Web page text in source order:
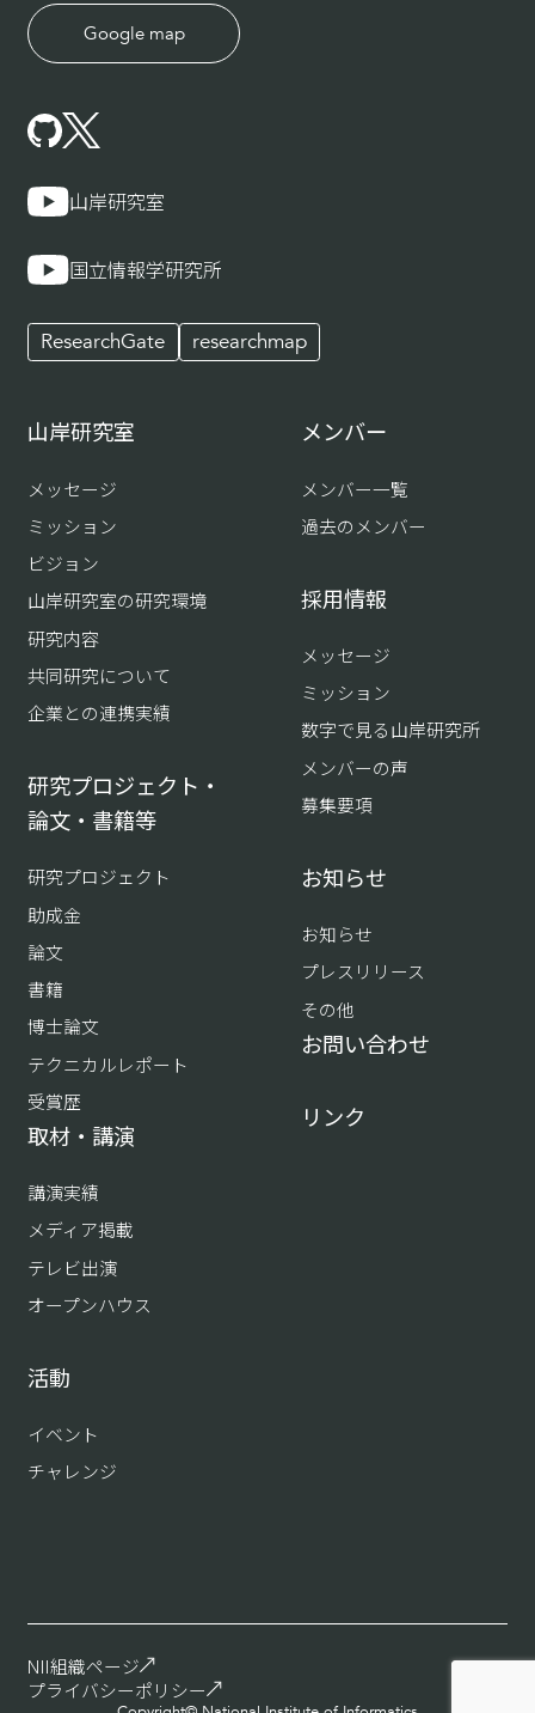
Google map
山岸研究室
国立情報学研究所
ResearchGate researchmap
山岸研究室
メッセージ
ミッション
ビジョン
山岸研究室の研究環境
研究内容
共同研究について
企業との連携実績
研究プロジェクト・
論文・書籍等
研究プロジェクト
助成金
論文
書籍
博士論文
テクニカルレポート
受賞歴
取材・講演
講演実績
メディア掲載
テレビ出演
オープンハウス
活動
イベント
チャレンジ
メンバー
メンバー一覧
過去のメンバー
採用情報
メッセージ
ミッション
数字で見る山岸研究所
メンバーの声
募集要項
お知らせ
お知らせ
プレスリリース
その他
お問い合わせ
リンク
NII組織ページ
プライバシーポリシー